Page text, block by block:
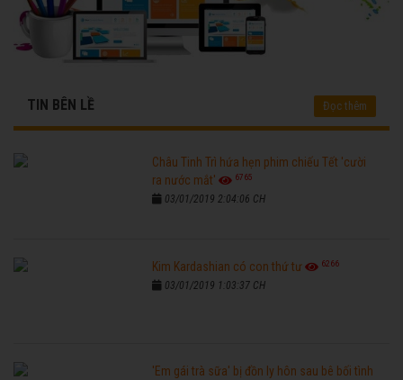
TIN BÊN LỀ Đọc thêm
Châu Tinh Trì hứa hẹn phim chiếu Tết 'cười
ra nước mắt'
6765
03/01/2019 2:04:06 CH
Kim Kardashian có con thứ tư 6266
03/01/2019 1:03:37 CH
'Em gái trà sữa' bị đồn ly hôn sau bê bối tình